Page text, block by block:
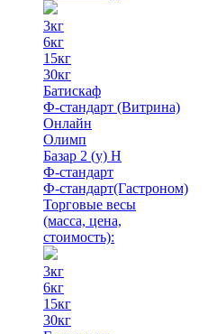
3кг
6кг
15кг
30кг
Батискаф
Ф-стандарт (Витрина)
Онлайн
Олимп
Базар 2 (у) Н
Ф-стандарт
Ф-стандарт(Гастроном)
Торговые весы
(масса, цена,
стоимость):
3кг
6кг
15кг
30кг